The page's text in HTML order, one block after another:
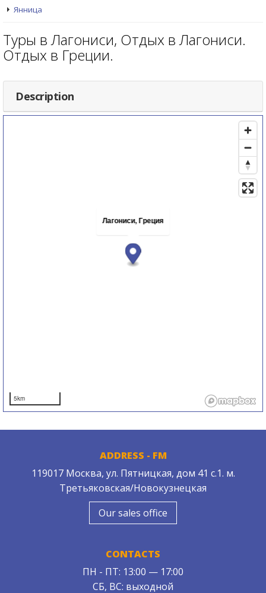
Янница
Туры в Лагониси, Отдых в Лагониси.
Отдых в Греции.
Description
5km
Лагониси, Греция
ADDRESS - FM
119017 Москва, ул. Пятницкая, дом 41 с.1. м.
Третьяковская/Новокузнецкая
Our sales office
CONTACTS
ПН - ПТ: 13:00 — 17:00
СБ, ВС: выходной